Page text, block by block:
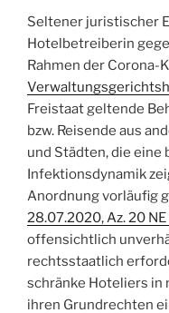
Seltener juristischer
Hotelbetreiberin
Rahmen der Corona-
Freistaat geltende
bzw. Reisende aus
und Städten, die eine
Infektionsdynamik
Anordnung vorläufig
28.07.2020, Az. 20
offensichtlich
rechtsstaatlich
schränke Hoteliers
ihren Grundrechten